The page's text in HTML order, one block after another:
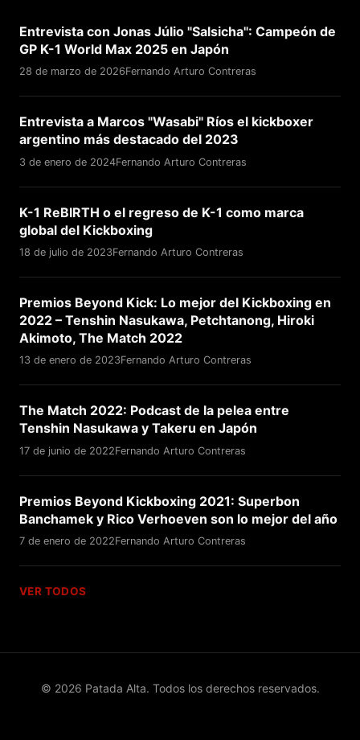
Entrevista con Jonas Júlio "Salsicha": Campeón de
GP K-1 World Max 2025 en Japón
28 de marzo de 2026Fernando Arturo Contreras
Entrevista a Marcos "Wasabi" Ríos el kickboxer
argentino más destacado del 2023
3 de enero de 2024Fernando Arturo Contreras
K-1 ReBIRTH o el regreso de K-1 como marca
global del Kickboxing
18 de julio de 2023Fernando Arturo Contreras
Premios Beyond Kick: Lo mejor del Kickboxing en
2022 – Tenshin Nasukawa, Petchtanong, Hiroki
Akimoto, The Match 2022
13 de enero de 2023Fernando Arturo Contreras
The Match 2022: Podcast de la pelea entre
Tenshin Nasukawa y Takeru en Japón
17 de junio de 2022Fernando Arturo Contreras
Premios Beyond Kickboxing 2021: Superbon
Banchamek y Rico Verhoeven son lo mejor del año
7 de enero de 2022Fernando Arturo Contreras
VER TODOS
© 2026 Patada Alta. Todos los derechos reservados.